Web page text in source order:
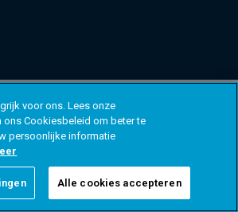
voor ons. Lees onze
ons Cookiesbeleid om beter te
persoonlijke informatie
Alle cookies accepteren